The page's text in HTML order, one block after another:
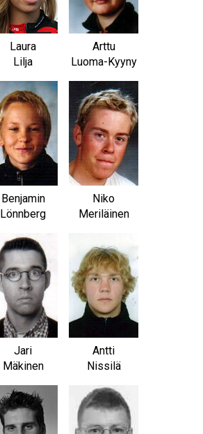
Laura
Lilja
Arttu
Luoma-Kyyny
Benjamin
Lönnberg
Niko
Meriläinen
Jari
Mäkinen
Antti
Nissilä